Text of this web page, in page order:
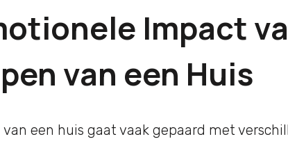
Impact
van een Huis
van een huis gaat vaak gepaard met